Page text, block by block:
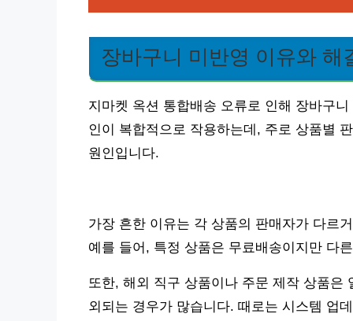
장바구니 미반영 이유와 해
지마켓 옥션 통합배송 오류로 인해 장바구
인이 복합적으로 작용하는데, 주로 상품별
원인입니다.
가장 흔한 이유는 각 상품의 판매자가 다르
예를 들어, 특정 상품은 무료배송이지만 다
또한, 해외 직구 상품이나 주문 제작 상품
외되는 경우가 많습니다. 때로는 시스템 업